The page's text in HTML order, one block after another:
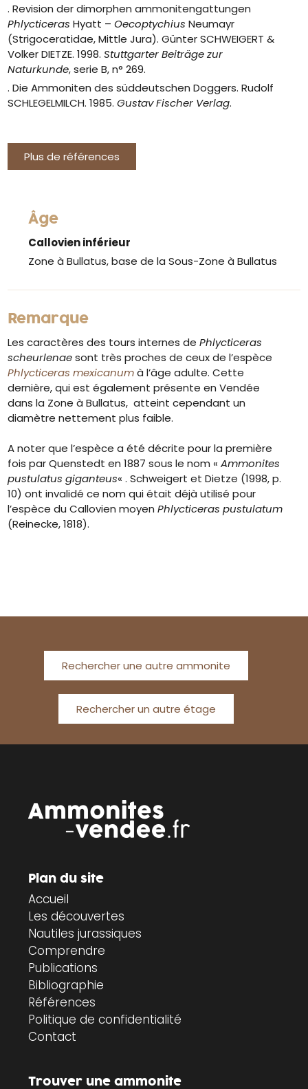
. Revision der dimorphen ammonitengattungen
Phlycticeras Hyatt –Oecoptychius Neumayr
(Strigoceratidae, Mittle Jura). Günter SCHWEIGERT &
Volker DIETZE. 1998.Stuttgarter Beiträge zur
Naturkunde, serie B, n° 269.
. Die Ammoniten des süddeutschen Doggers. Rudolf
SCHLEGELMILCH. 1985.Gustav Fischer Verlag.
Plus de références
Âge
Callovien inférieur
Zone à Bullatus, base de la Sous-Zone à Bullatus
Remarque
Les caractères des tours internes dePhlycticeras
scheurlenaesont très proches de ceux de l’espèce
Phlycticeras mexicanumà l’âge adulte. Cette
dernière, qui est également présente en Vendée
dans la Zone à Bullatus, atteint cependant un
diamètre nettement plus faible.
A noter que l’espèce a été décrite pour la première
fois par Quenstedt en 1887 sous le nom «Ammonites
pustulatus giganteus« . Schweigert et Dietze (1998, p.
10) ont invalidé ce nom qui était déjà utilisé pour
l’espèce du Callovien moyenPhlycticeras pustulatum
(Reinecke, 1818).
Rechercher une autre ammonite
Rechercher un autre étage
Plan du site
Accueil
Les découvertes
Nautiles jurassiques
Comprendre
Publications
Bibliographie
Références
Politique de confidentialité
Contact
Trouver une ammonite